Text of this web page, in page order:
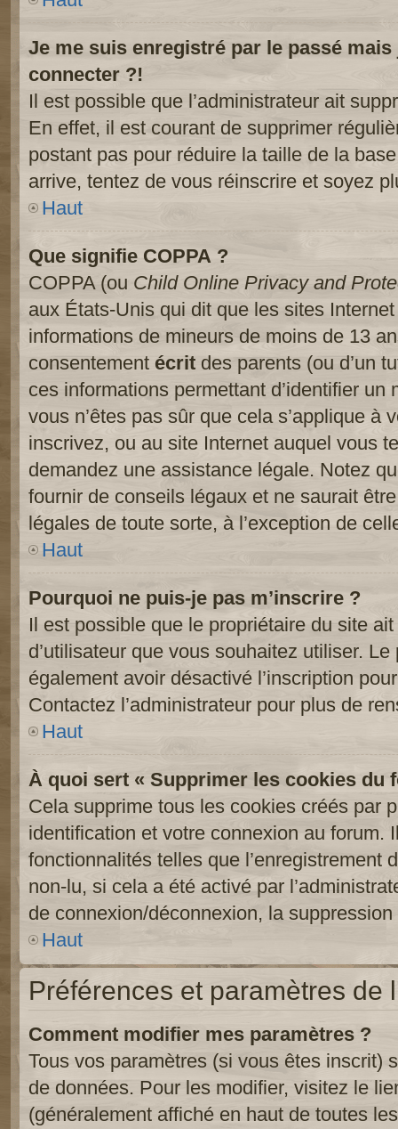
Je me suis enregistré par le passé
connecter ?!
Il est possible que l’administrateur ait
En effet, il est courant de supprimer
postant pas pour réduire la taille de la
arrive, tentez de vous réinscrire et soyez
Haut
Que signifie COPPA ?
COPPA (ou Child Online Privacy and
aux États-Unis qui dit que les sites
informations de mineurs de moins de 13
consentement écrit des parents (ou d’un
ces informations permettant d’identifier
vous n’êtes pas sûr que cela s’applique à
inscrivez, ou au site Internet auquel vous
demandez une assistance légale. Notez
fournir de conseils légaux et ne saurait
légales de toute sorte, à l’exception de
Haut
Pourquoi ne puis-je pas m’inscrire ?
Il est possible que le propriétaire du site
d’utilisateur que vous souhaitez utiliser.
également avoir désactivé l’inscription
Contactez l’administrateur pour plus de
Haut
À quoi sert « Supprimer les cookies du
Cela supprime tous les cookies créés par
identification et votre connexion au forum.
fonctionnalités telles que l’enregistrement
non-lu, si cela a été activé par
de connexion/déconnexion, la
Haut
Préférences et paramètres de
Comment modifier mes paramètres ?
Tous vos paramètres (si vous êtes inscrit)
de données. Pour les modifier, visitez le
(généralement affiché en haut de toutes